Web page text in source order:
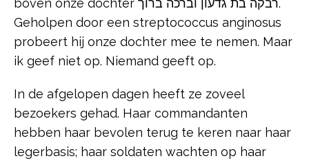
boven onze dochter רבקה בת גדעון וברכה ברוך.
Geholpen door een streptococcus anginosus
probeert hij onze dochter mee te nemen. Maar
ik geef niet op. Niemand geeft op.
In de afgelopen dagen heeft ze zoveel
bezoekers gehad. Haar commandanten
hebben haar bevolen terug te keren naar haar
legerbasis; haar soldaten wachten op haar